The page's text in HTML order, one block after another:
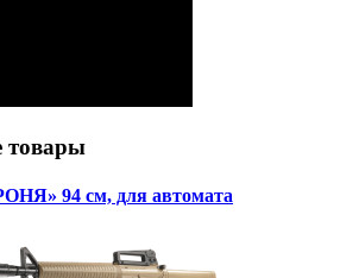
товары
94 см, для автомата